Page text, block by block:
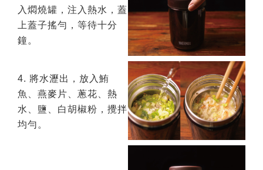
入燜燒罐，注入熱水，蓋
上蓋子搖勻，等待十分
鐘。
4. 將水瀝出，放入鮪
魚、燕麥片、蔥花、熱
水、鹽、白胡椒粉，攪拌
均勻。